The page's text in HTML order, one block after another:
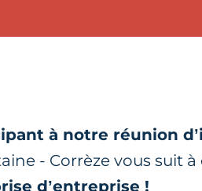
à notre réunion
- Corrèze vous suit
d’entreprise !